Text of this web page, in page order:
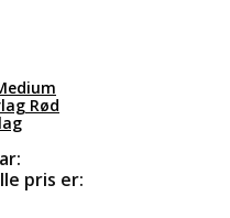
Rød
pris er: